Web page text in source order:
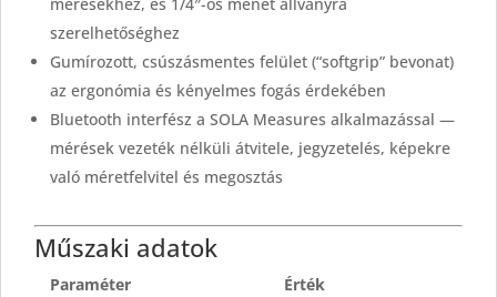
mérésekhez, és 1/4″-os menet állványra
szerelhetőséghez
Gumírozott, csúszásmentes felület (“softgrip” bevonat)
az ergonómia és kényelmes fogás érdekében
Bluetooth interfész a SOLA Measures alkalmazással —
mérések vezeték nélküli átvitele, jegyzetelés, képekre
való méretfelvitel és megosztás
Műszaki adatok
Paraméter
Érték